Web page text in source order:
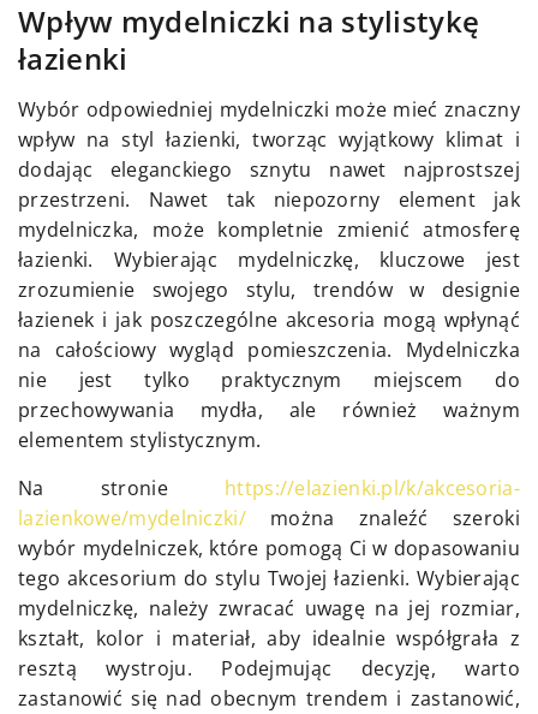
Wpływ mydelniczki na stylistykę
łazienki
Wybór odpowiedniej mydelniczki może mieć znaczny
wpływ na styl łazienki, tworząc wyjątkowy klimat i
dodając eleganckiego sznytu nawet najprostszej
przestrzeni. Nawet tak niepozorny element jak
mydelniczka, może kompletnie zmienić atmosferę
łazienki. Wybierając mydelniczkę, kluczowe jest
zrozumienie swojego stylu, trendów w designie
łazienek i jak poszczególne akcesoria mogą wpłynąć
na całościowy wygląd pomieszczenia. Mydelniczka
nie jest tylko praktycznym miejscem do
przechowywania mydła, ale również ważnym
elementem stylistycznym.
Na stronie https://elazienki.pl/k/akcesoria-
lazienkowe/mydelniczki/można znaleźć szeroki
wybór mydelniczek, które pomogą Ci w dopasowaniu
tego akcesorium do stylu Twojej łazienki. Wybierając
mydelniczkę, należy zwracać uwagę na jej rozmiar,
kształt, kolor i materiał, aby idealnie współgrała z
resztą wystroju. Podejmując decyzję, warto
zastanowić się nad obecnym trendem i zastanowić,